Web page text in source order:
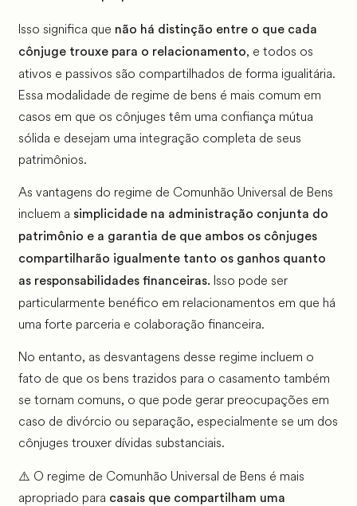
Isso significa que não há distinção entre o que cada
cônjuge trouxe para o relacionamento, e todos os
ativos e passivos são compartilhados de forma igualitária.
Essa modalidade de regime de bens é mais comum em
casos em que os cônjuges têm uma confiança mútua
sólida e desejam uma integração completa de seus
patrimônios.
As vantagens do regime de Comunhão Universal de Bens
incluem a simplicidade na administração conjunta do
patrimônio e a garantia de que ambos os cônjuges
compartilharão igualmente tanto os ganhos quanto
as responsabilidades financeiras. Isso pode ser
particularmente benéfico em relacionamentos em que há
uma forte parceria e colaboração financeira.
No entanto, as desvantagens desse regime incluem o
fato de que os bens trazidos para o casamento também
se tornam comuns, o que pode gerar preocupações em
caso de divórcio ou separação, especialmente se um dos
cônjuges trouxer dívidas substanciais.
⚠️ O regime de Comunhão Universal de Bens é mais
apropriado para casais que compartilham uma